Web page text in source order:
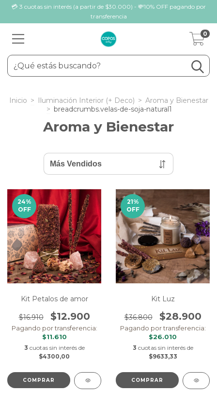
💳 3 cuotas sin interés (a partir de $30.000) - 💸10% OFF pagando por
transferencia
0
Inicio > Iluminación Interior (+ Deco) > Aroma y Bienestar
> breadcrumbs.velas-de-soja-natural1
Aroma y Bienestar
24%
OFF
Kit Petalos de amor
$16.910 $12.900
Pagando por transferencia:
$11.610
3 cuotas sin interés de
$4300,00
21%
OFF
Kit Luz
$36.800 $28.900
Pagando por transferencia:
$26.010
3 cuotas sin interés de
$9633,33